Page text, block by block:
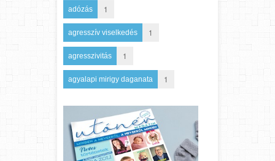
adózás 1
agresszív viselkedés 1
agresszivitás 1
agyalapi mirigy daganata 1